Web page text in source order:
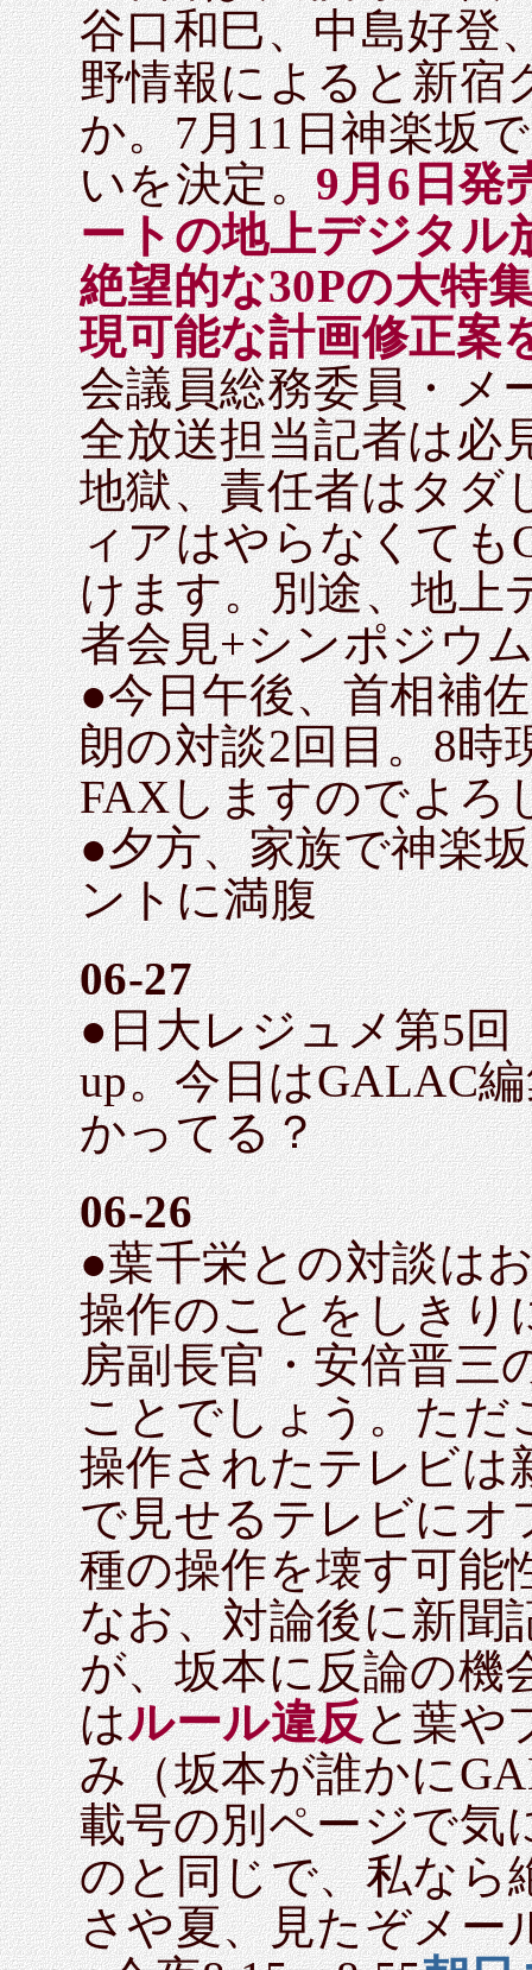
谷口和巳、中島好登
野情報によると新宿
か。7月11日神楽坂
いを決定。9月6日発
ートの地上デジタル
絶望的な30Pの大特
現可能な計画修正案
会議員総務委員・メ
全放送担当記者は必
地獄、責任者はタダ
ィアはやらなくても
けます。別途、地上
者会見+シンポジウ
●今日午後、首相補
朗の対談2回目。8時
FAXしますのでよろ
●夕方、家族で神楽
ントに満腹
06-27
●日大レジュメ第5回
up。今日はGALAC
かってる？
06-26
●葉千栄との対談は
操作のことをしきり
房副長官・安倍晋三
ことでしょう。ただ
操作されたテレビは
で見せるテレビにオ
種の操作を壊す可能
なお、対論後に新聞
が、坂本に反論の機
はルール違反と葉や
み（坂本が誰かに
載号の別ページで気
のと同じで、私なら
さや夏、見たぞメー